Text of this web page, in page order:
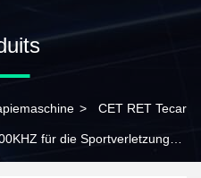
> CET RET Tecar
für die Sportverletzung